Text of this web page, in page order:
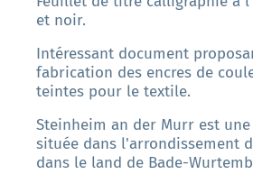
et noir.
Intéressant document
fabrication des encres de
teintes pour le textile.
Steinheim an der Murr est
située dans l'arrondissement
dans le land de Bade-